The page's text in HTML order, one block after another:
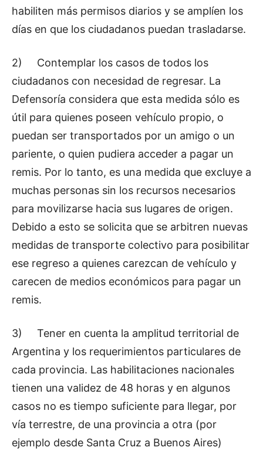
habiliten más permisos diarios y se amplíen los
días en que los ciudadanos puedan trasladarse.
2) Contemplar los casos de todos los
ciudadanos con necesidad de regresar. La
Defensoría considera que esta medida sólo es
útil para quienes poseen vehículo propio, o
puedan ser transportados por un amigo o un
pariente, o quien pudiera acceder a pagar un
remis. Por lo tanto, es una medida que excluye a
muchas personas sin los recursos necesarios
para movilizarse hacia sus lugares de origen.
Debido a esto se solicita que se arbitren nuevas
medidas de transporte colectivo para posibilitar
ese regreso a quienes carezcan de vehículo y
carecen de medios económicos para pagar un
remis.
3) Tener en cuenta la amplitud territorial de
Argentina y los requerimientos particulares de
cada provincia. Las habilitaciones nacionales
tienen una validez de 48 horas y en algunos
casos no es tiempo suficiente para llegar, por
vía terrestre, de una provincia a otra (por
ejemplo desde Santa Cruz a Buenos Aires)